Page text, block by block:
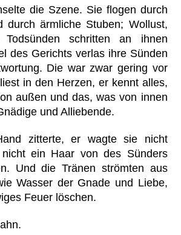
die Szene. Sie flogen durch
durch ärmliche Stuben; Wollust,
schritten an ihnen
des Gerichts verlas ihre Sünden
Die war zwar gering vor
in den Herzen, er kennt alles,
außen und das, was von innen
und Alliebende.
zitterte, er wagte sie nicht
nicht ein Haar von des Sünders
Und die Tränen strömten aus
Wasser der Gnade und Liebe,
Feuer löschen.